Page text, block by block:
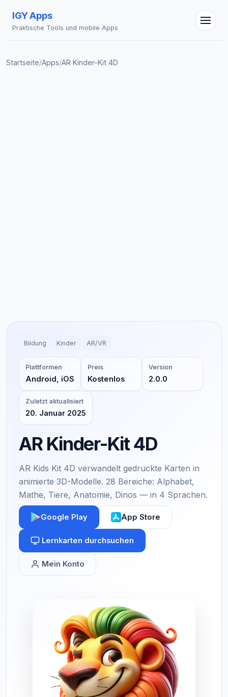
IGY Apps
Praktische Tools und mobile Apps
Startseite/Apps/AR Kinder-Kit 4D
Bildung Kinder AR/VR
Plattformen
Android, iOS
Preis
Kostenlos
Version
2.0.0
Zuletzt aktualisiert
20. Januar 2025
AR Kinder-Kit 4D
AR Kids Kit 4D verwandelt gedruckte Karten in
animierte 3D-Modelle. 28 Bereiche: Alphabet,
Mathe, Tiere, Anatomie, Dinos — in 4 Sprachen.
Google Play App Store
Lernkarten durchsuchen
Mein Konto